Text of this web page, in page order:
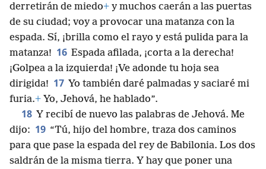
derretirán de miedo+ y muchos caerán a las puertas
de su ciudad; voy a provocar una matanza con la
espada. Sí, ¡brilla como el rayo y está pulida para la
matanza! 16 Espada afilada, ¡corta a la derecha!
¡Golpea a la izquierda! ¡Ve adonde tu hoja sea
dirigida! 17 Yo también daré palmadas y saciaré mi
furia.+ Yo, Jehová, he hablado”.
18 Y recibí de nuevo las palabras de Jehová. Me
dijo: 19 “Tú, hijo del hombre, traza dos caminos
para que pase la espada del rey de Babilonia. Los dos
saldrán de la misma tierra. Y hay que poner una